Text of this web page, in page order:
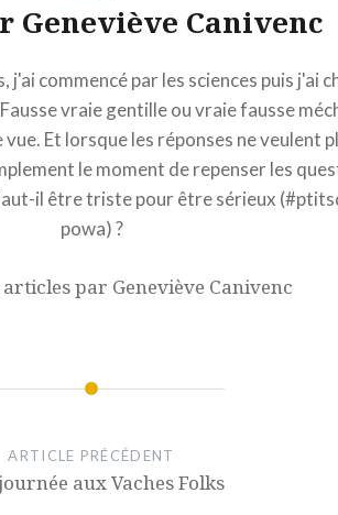
Geneviève Canivenc
j'ai commencé par les sciences puis j'ai
vraie gentille ou vraie fausse
Et lorsque les réponses ne veulent
le moment de repenser les
il être triste pour être sérieux
powa) ?
par Geneviève Canivenc
ARTICLE PRÉCÉDENT
aux Vaches Folks